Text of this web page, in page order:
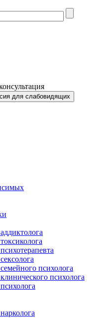
для слабовидящих
психолога
психолога